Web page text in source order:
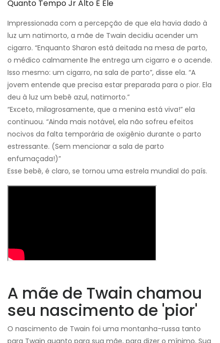
Quanto Tempo Jr Alto É Ele
Impressionada com a percepção de que ela havia dado à
luz um natimorto, a mãe de Twain decidiu acender um
cigarro. “Enquanto Sharon está deitada na mesa de parto,
o médico calmamente lhe entrega um cigarro e o acende.
Isso mesmo: um cigarro, na sala de parto”, disse ela. “A
jovem entende que precisa estar preparada para o pior. Ela
deu à luz um bebê azul, natimorto.”
“Exceto, milagrosamente, que a menina está viva!” ela
continuou. “Ainda mais notável, ela não sofreu efeitos
nocivos da falta temporária de oxigênio durante o parto
estressante. (Sem mencionar a sala de parto
enfumaçada!)”
Esse bebê, é claro, se tornou uma estrela mundial do país.
A mãe de Twain chamou
seu nascimento de 'pior'
O nascimento de Twain foi uma montanha-russa tanto